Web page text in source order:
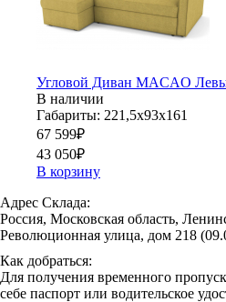
Угловой Диван MACAO
В наличии
Габариты: 221,5х93х161
67 599₽
43 050₽
В корзину
Адрес Склада:
Россия, Московская область,
Революционная улица, дом 218
Как добраться:
Для получения временного
себе паспорт или водительское